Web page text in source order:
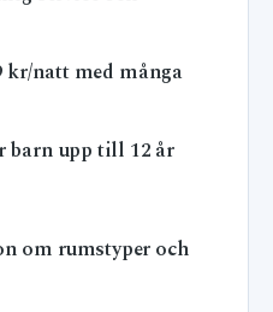
kr/natt med många
barn upp till 12 år
om rumstyper och